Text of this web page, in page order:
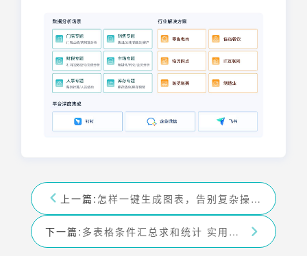
上一篇: 怎样一键生成图表，告别复杂操作，轻松实现数据可视化！
下一篇: 多表格条件汇总求和统计 实用技巧与方法详解